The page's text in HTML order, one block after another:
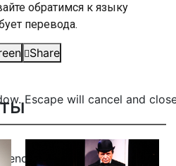
Share
Escape will cancel and
обратимся к языку
перевода.